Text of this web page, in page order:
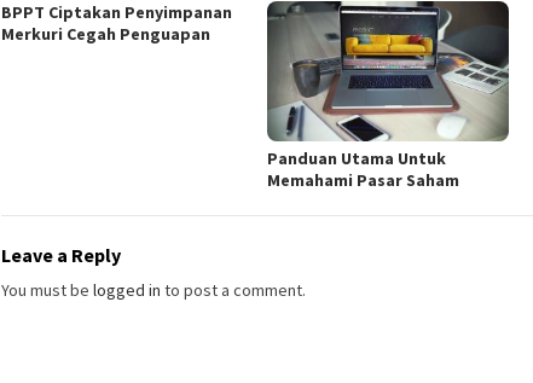
BPPT Ciptakan Penyimpanan
Merkuri Cegah Penguapan
Panduan Utama Untuk
Memahami Pasar Saham
Leave a Reply
You must be logged in to post a comment.